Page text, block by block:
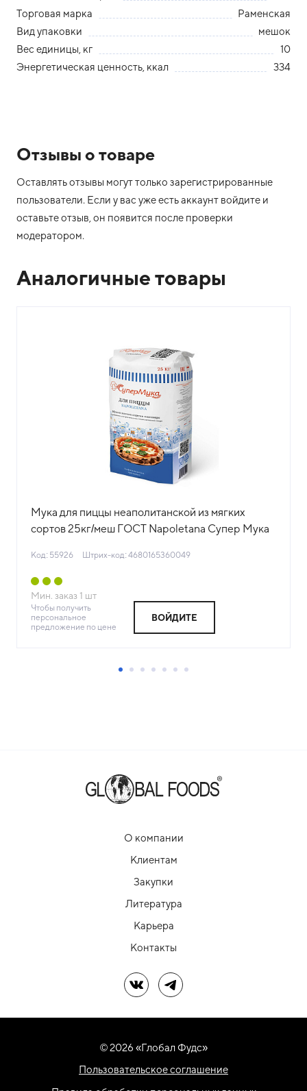
Торговая марка
Раменская
Вид упаковки
мешок
Вес единицы, кг
10
Энергетическая ценность, ккал
334
Отзывы о товаре
Оставлять отзывы могут только зарегистрированные
пользователи. Если у вас уже есть аккаунт войдите и
оставьте отзыв, он появится после проверки
модератором.
Аналогичные товары
Мука для пиццы неаполитанской из мягких
сортов 25кг/меш ГОСТ Napoletana Супер Мука
Код: 55926 Штрих-код: 4680165360049
Мин. заказ 1 шт
Чтобы получить
персональное
предложение по цене
ВОЙДИТЕ
О компании
Клиентам
Закупки
Литература
Карьера
Контакты
Мы в ВКМы в Telegram
© 2026 «Глобал Фудс»
Пользовательское соглашение